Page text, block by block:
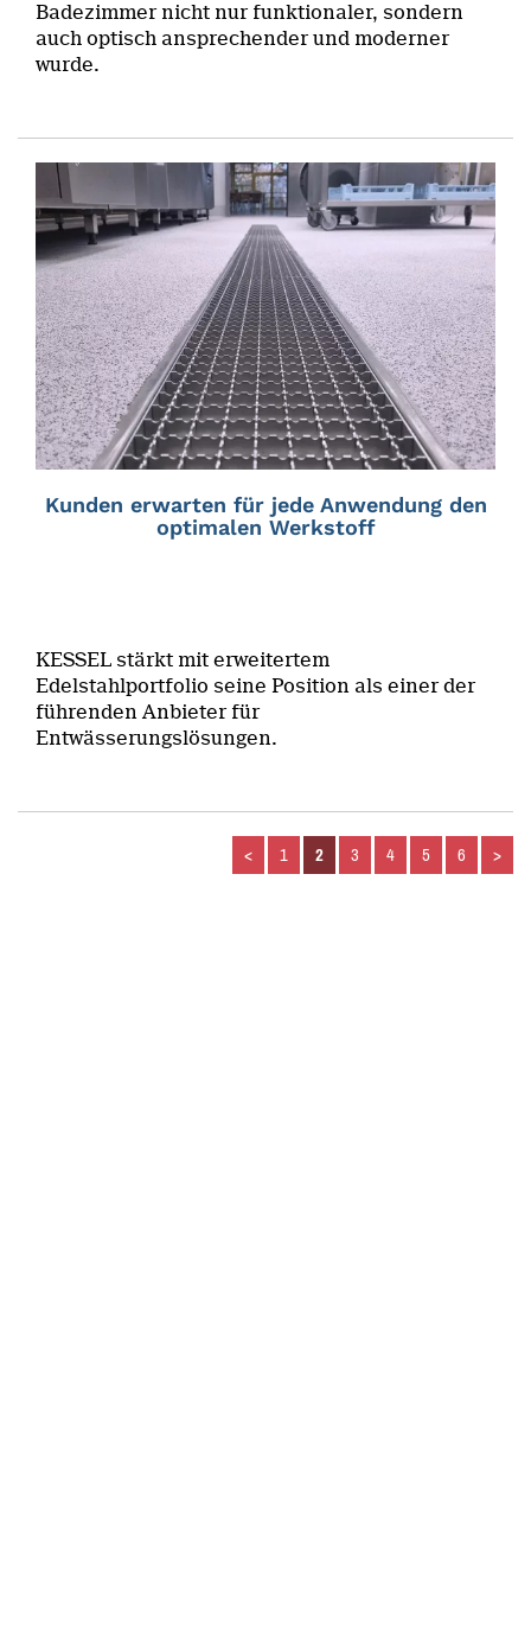
Badezimmer nicht nur funktionaler, sondern
auch optisch ansprechender und moderner
wurde.
Kunden erwarten für jede Anwendung den
optimalen Werkstoff
KESSEL stärkt mit erweitertem
Edelstahlportfolio seine Position als einer der
führenden Anbieter für
Entwässerungslösungen.
< 1 2 3 4 5 6 >